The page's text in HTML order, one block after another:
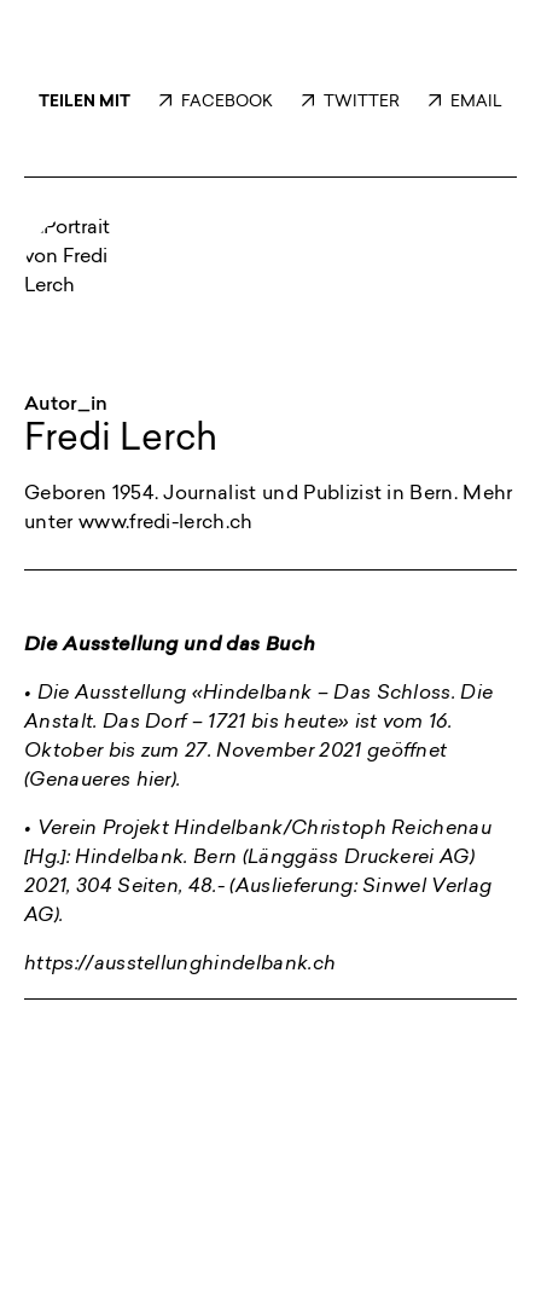
TEILEN MIT FACEBOOK TWITTER EMAIL
Autor_in
Fredi Lerch
Geboren 1954. Journalist und Publizist in Bern. Mehr
unter www.fredi-lerch.ch
Die Ausstellung und das Buch
• Die Ausstellung «Hindelbank – Das Schloss. Die
Anstalt. Das Dorf – 1721 bis heute» ist vom 16.
Oktober bis zum 27. November 2021 geöffnet
(Genaueres hier).
• Verein Projekt Hindelbank/Christoph Reichenau
[Hg.]: Hindelbank. Bern (Länggäss Druckerei AG)
2021, 304 Seiten, 48.- (Auslieferung: Sinwel Verlag
AG).
https://ausstellunghindelbank.ch